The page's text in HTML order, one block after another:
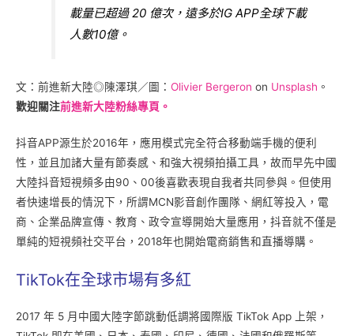
載量已超過 20 億次，遠多於IG APP全球下載
人數10億。
文：前進新大陸◎陳澤琪／圖： Olivier Bergeron on Unsplash 。
歡迎關注前進新大陸粉絲專頁。
抖音APP源生於2016年，應用模式完全符合移動端手機的便利
性，並且加諸大量有節奏感、和強大視頻拍攝工具，故而早先中國
大陸抖音短視頻多由90、00後喜歡表現自我者共同參與。但使用
者快速增長的情況下，所謂MCN影音創作團隊、網紅等投入，電
商、企業品牌宣傳、教育、政令宣導開始大量應用，抖音就不僅是
單純的短視頻社交平台，2018年也開始電商銷售和直播導購。
TikTok在全球市場有多紅
2017 年 5 月中國大陸字節跳動低調將國際版 TikTok App 上架，